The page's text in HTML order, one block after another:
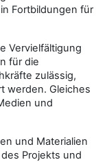
Fortbildungen für
Vervielfältigung
für die
zulässig,
werden. Gleiches
und
und Materialien
Projekts und